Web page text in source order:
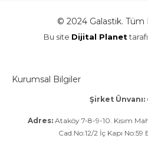
© 2024 Galastik. Tüm
Bu site Dijital Planet
Kurumsal Bilgiler
Şirket Ünvanı:
Adres: Ataköy 7-8-9-10. Kısım
Cad.No:12/2 İç Kapı